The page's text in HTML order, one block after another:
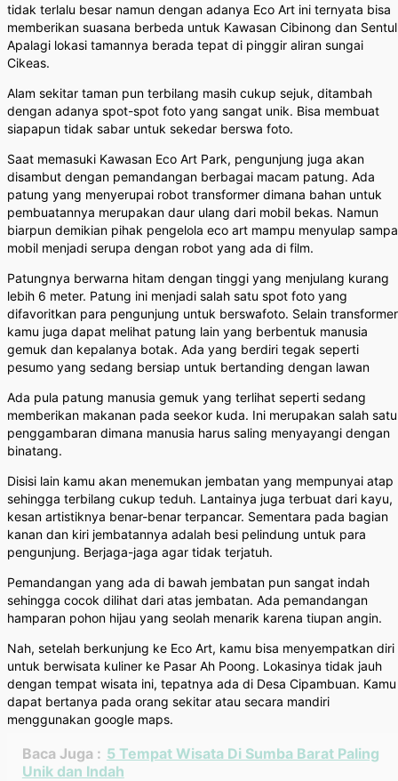
tidak terlalu besar namun dengan adanya Eco Art ini ternyata bisa
memberikan suasana berbeda untuk Kawasan Cibinong dan
Apalagi lokasi tamannya berada tepat di pinggir aliran sungai
Cikeas.
Alam sekitar taman pun terbilang masih cukup sejuk, ditambah
dengan adanya spot-spot foto yang sangat unik. Bisa membuat
siapapun tidak sabar untuk sekedar berswa foto.
Saat memasuki Kawasan Eco Art Park, pengunjung juga akan
disambut dengan pemandangan berbagai macam patung. Ada
patung yang menyerupai robot transformer dimana bahan untuk
pembuatannya merupakan daur ulang dari mobil bekas. Namun
biarpun demikian pihak pengelola eco art mampu menyulap
mobil menjadi serupa dengan robot yang ada di film.
Patungnya berwarna hitam dengan tinggi yang menjulang kurang
lebih 6 meter. Patung ini menjadi salah satu spot foto yang
difavoritkan para pengunjung untuk berswafoto. Selain
kamu juga dapat melihat patung lain yang berbentuk manusia
gemuk dan kepalanya botak. Ada yang berdiri tegak seperti
pesumo yang sedang bersiap untuk bertanding dengan lawan
Ada pula patung manusia gemuk yang terlihat seperti sedang
memberikan makanan pada seekor kuda. Ini merupakan salah satu
penggambaran dimana manusia harus saling menyayangi dengan
binatang.
Disisi lain kamu akan menemukan jembatan yang mempunyai atap
sehingga terbilang cukup teduh. Lantainya juga terbuat dari kayu,
kesan artistiknya benar-benar terpancar. Sementara pada bagian
kanan dan kiri jembatannya adalah besi pelindung untuk para
pengunjung. Berjaga-jaga agar tidak terjatuh.
Pemandangan yang ada di bawah jembatan pun sangat indah
sehingga cocok dilihat dari atas jembatan. Ada pemandangan
hamparan pohon hijau yang seolah menarik karena tiupan angin.
Nah, setelah berkunjung ke Eco Art, kamu bisa menyempatkan diri
untuk berwisata kuliner ke Pasar Ah Poong. Lokasinya tidak jauh
dengan tempat wisata ini, tepatnya ada di Desa Cipambuan. Kamu
dapat bertanya pada orang sekitar atau secara mandiri
menggunakan google maps.
Baca Juga : 5 Tempat Wisata Di Sumba Barat Paling
Unik dan Indah